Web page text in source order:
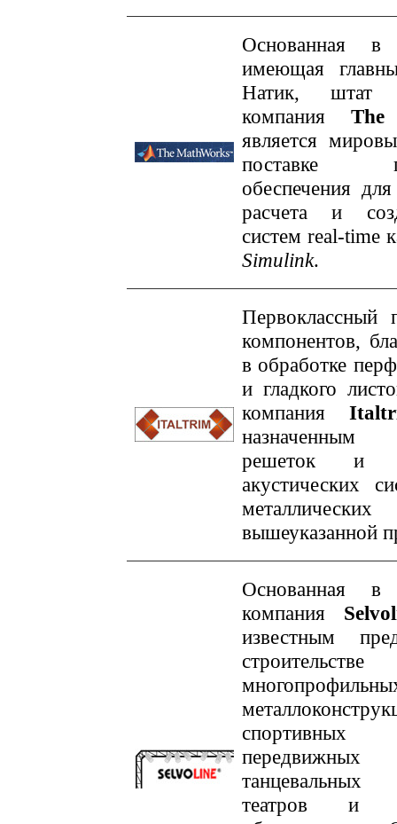
Основанная
имеющая
Натик, штат
компания The
является
поставке
обеспечения
расчета и
систем real-time
Simulink.
Первоклассный
компонентов,
в обработке
и гладкого
компания
назначенным
решеток и
акустических
вышеуказанной
Основанная
компания
известным
строительстве
спортивных
передвижных
театров и